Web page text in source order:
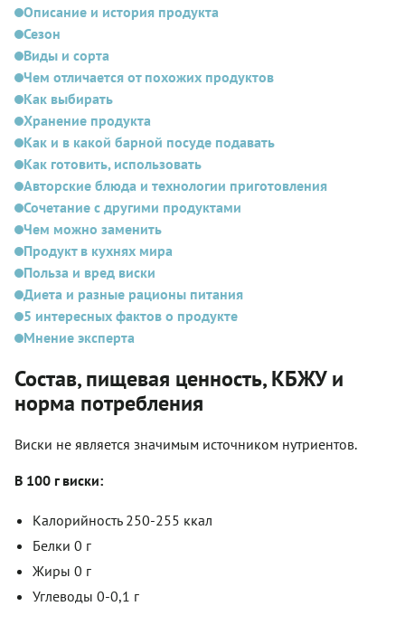
Описание и история продукта
Сезон
Виды и сорта
Чем отличается от похожих продуктов
Как выбирать
Хранение продукта
Как и в какой барной посуде подавать
Как готовить, использовать
Авторские блюда и технологии приготовления
Сочетание с другими продуктами
Чем можно заменить
Продукт в кухнях мира
Польза и вред виски
Диета и разные рационы питания
5 интересных фактов о продукте
Мнение эксперта
Состав, пищевая ценность, КБЖУ и
норма потребления
Виски не является значимым источником нутриентов.
В 100 г виски:
Калорийность 250-255 ккал
Белки 0 г
Жиры 0 г
Углеводы 0-0,1 г